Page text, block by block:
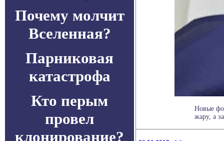
Почему молчит
Вселенная?
Парниковая
катастрофа
Кто перым
провел
клонирование?
Новые
жару, а